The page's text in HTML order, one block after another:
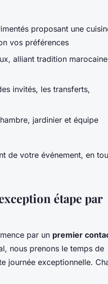
proposant une
vos préférences
alliant tradition
invités, les transferts,
jardinier et équipe
de votre événement, en
étape par
par un premier
nous prenons le temps de
journée exceptionnelle.